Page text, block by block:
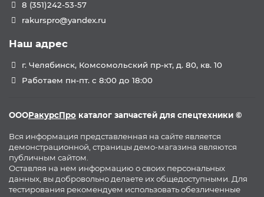
8 (351)242-53-57
rakurspro@yandex.ru
Наш адрес
г. Челябинск, Комсомольский пр-кт, д. 80, кв. 10
Работаем пн-пт. с 8:00 до 18:00
ОООРакурсПро каталог запчастей для спецтехники ©
Вся информация представленная на сайте является
демонстрационной, страницы демо-магазина являются
публичным сайтом.
Оставляя на нем информацию о своих персональных
данных, вы добровольно делаете их общедоступными. Для
тестирования рекомендуем использовать обезличенные